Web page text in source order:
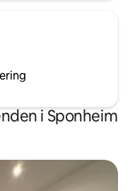
i Sponheim